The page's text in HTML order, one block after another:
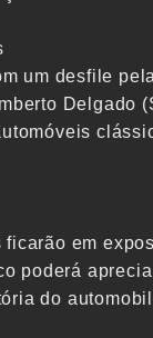
um desfile
Delgado
em
poderá
do